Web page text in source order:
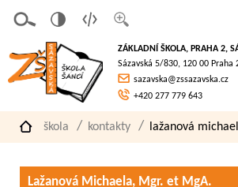
písmo
á
verze
pro
slaboz
raké
ZÁKLADNÍ ŠKOLA, PRAHA 2,
Sázavská 5/830, 120 00 Praha
sazavska@zssazavska.cz
+420 277 779 643
škola kontakty lažanová
Lažanová Michaela, Mgr. et MgA.